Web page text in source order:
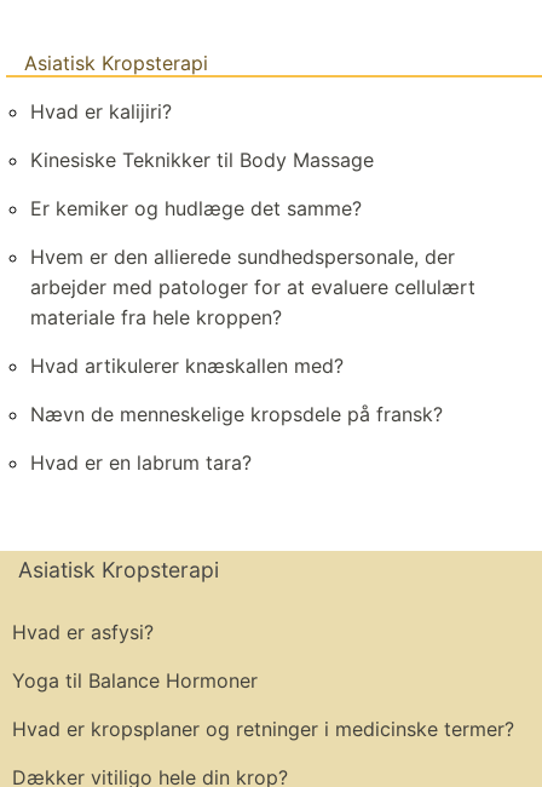
Asiatisk Kropsterapi
Hvad er kalijiri?
Kinesiske Teknikker til Body Massage
Er kemiker og hudlæge det samme?
Hvem er den allierede sundhedspersonale, der
arbejder med patologer for at evaluere cellulært
materiale fra hele kroppen?
Hvad artikulerer knæskallen med?
Nævn de menneskelige kropsdele på fransk?
Hvad er en labrum tara?
Asiatisk Kropsterapi
Hvad er asfysi?
Yoga til Balance Hormoner
Hvad er kropsplaner og retninger i medicinske termer?
Dækker vitiligo hele din krop?